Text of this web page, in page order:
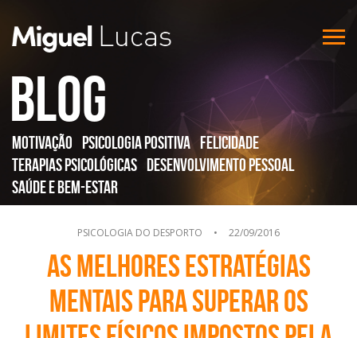
Blog
Motivação Psicologia Positiva Felicidade
Terapias Psicológicas Desenvolvimento Pessoal
Saúde e Bem-Estar
PSICOLOGIA DO DESPORTO • 22/09/2016
As melhores estratégias
mentais para superar os